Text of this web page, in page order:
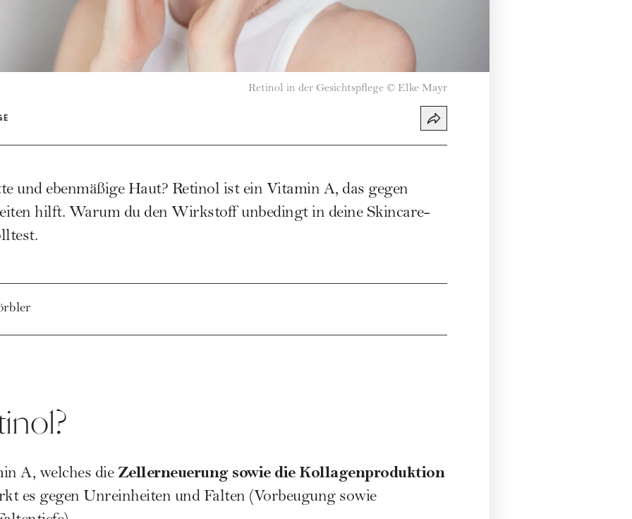
Retinol in der Gesichtspflege © Elke Mayr
und ebenmäßige Haut? Retinol ist ein Vitamin A, das gegen
hilft. Warum du den Wirkstoff unbedingt in deine Skincare-
A, welches die Zellerneuerung sowie die Kollagenproduktion
es gegen Unreinheiten und Falten (Vorbeugung sowie